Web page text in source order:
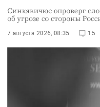
Синкявичюс опроверг
об угрозе со стороны
7 августа 2026, 08:35 15